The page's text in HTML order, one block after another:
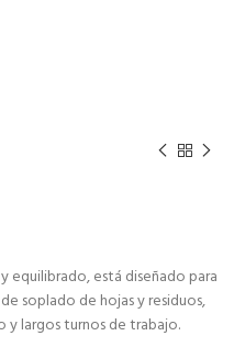
equilibrado, está diseñado para
soplado de hojas y residuos,
y largos turnos de trabajo.